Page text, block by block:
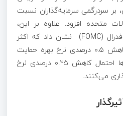
بر سردرگمی سرمایه‌گذاران نسبت
متحده افزود. علاوه بر این،
صورتجلسه کمیته بازار آزاد فدرال (FOMC) نشان داد که اکثر
اعضای کمیته نرخ بهره از کاهش ۰.۵ درصدی نرخ بهره حمایت
کرده‌اند و در حال حاضر بازارها احتمال کاهش ۰.۲۵ درصدی نرخ
می‌کنند.